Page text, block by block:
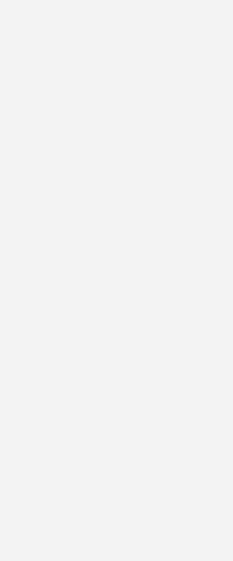
Mögliche Mängel
sondern schon so
oder größere
können die Daten
wir bereits in der
benötigt wird, wie
bedarfsorientierte
durch Digitalisierung
einsetzen.
und haben das
getestet. Was ist
Umspannwerk mit